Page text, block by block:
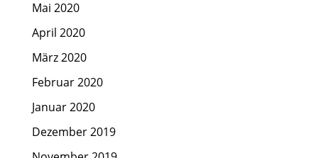
Mai 2020
April 2020
März 2020
Februar 2020
Januar 2020
Dezember 2019